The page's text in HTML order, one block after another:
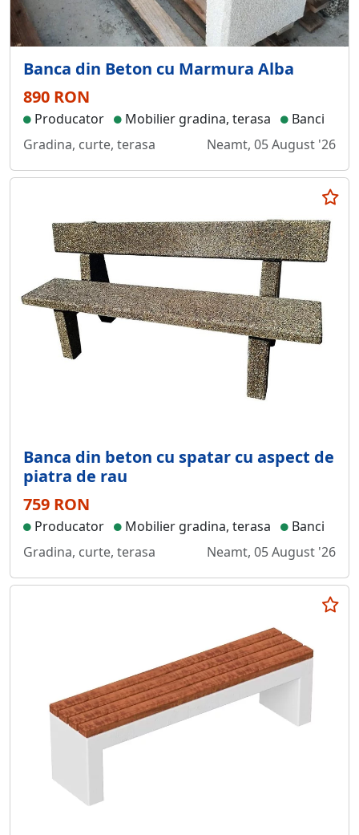
Banca din Beton cu Marmura Alba
890 RON
Producator Mobilier gradina, terasa
Banci
Gradina, curte, terasa
Neamt, 05 August '26
Banca din beton cu spatar cu aspect de
piatra de rau
759 RON
Producator Mobilier gradina, terasa
Banci
Gradina, curte, terasa
Neamt, 05 August '26